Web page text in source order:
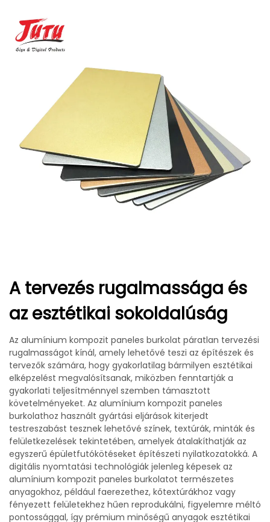
A tervezés rugalmassága és
az esztétikai sokoldalúság
Az alumínium kompozit paneles burkolat páratlan tervezési
rugalmasságot kínál, amely lehetővé teszi az építészek és
tervezők számára, hogy gyakorlatilag bármilyen esztétikai
elképzelést megvalósítsanak, miközben fenntartják a
gyakorlati teljesítménnyel szemben támasztott
követelményeket. Az alumínium kompozit paneles
burkolathoz használt gyártási eljárások kiterjedt
testreszabást tesznek lehetővé színek, textúrák, minták és
felületkezelések tekintetében, amelyek átalakíthatják az
egyszerű épületfutókötéseket építészeti nyilatkozatokká. A
digitális nyomtatási technológiák jelenleg képesek az
alumínium kompozit paneles burkolatot természetes
anyagokhoz, például faerezethez, kőtextúrákhoz vagy
fényezett felületekhez hűen reprodukálni, figyelemre méltó
pontossággal, így prémium minőségű anyagok esztétikai